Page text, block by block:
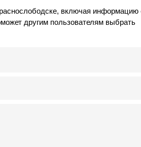
включая информацию
другим пользователям выбрать